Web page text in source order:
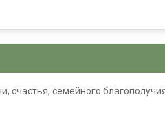
семейного благополучия